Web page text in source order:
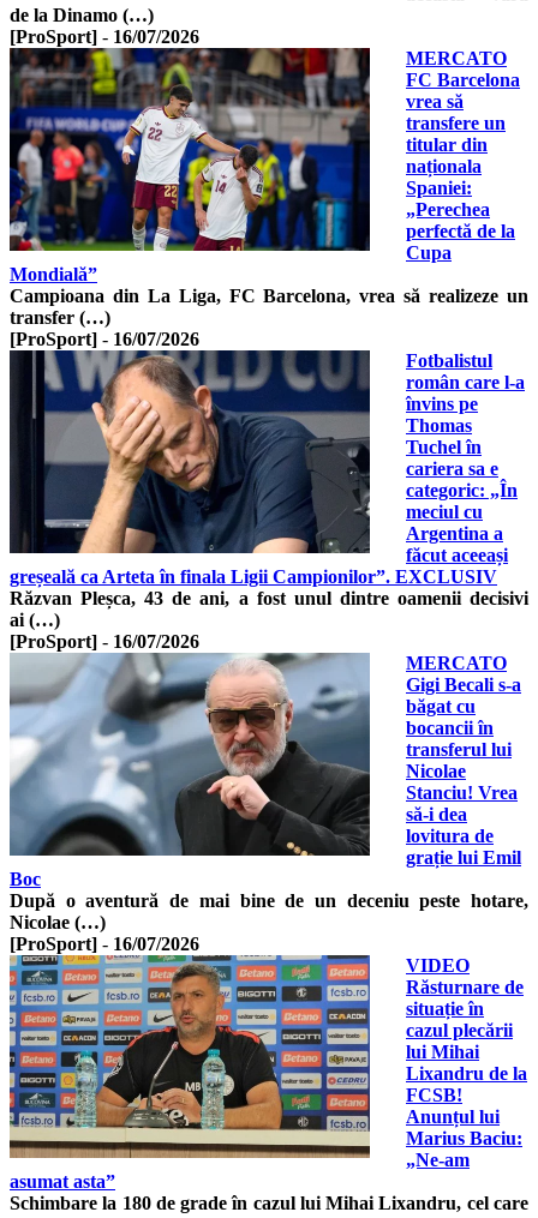
de la Dinamo (…)
[ProSport] - 16/07/2026
MERCATO
FC Barcelona
vrea să
transfere un
titular din
naționala
Spaniei:
„Perechea
perfectă de la
Cupa
Mondială”
Campioana din La Liga, FC Barcelona, vrea să realizeze un
transfer (…)
[ProSport] - 16/07/2026
Fotbalistul
român care l-a
învins pe
Thomas
Tuchel în
cariera sa e
categoric: „În
meciul cu
Argentina a
făcut aceeași
greșeală ca Arteta în finala Ligii Campionilor”. EXCLUSIV
Răzvan Pleșca, 43 de ani, a fost unul dintre oamenii decisivi
ai (…)
[ProSport] - 16/07/2026
MERCATO
Gigi Becali s-a
băgat cu
bocancii în
transferul lui
Nicolae
Stanciu! Vrea
să-i dea
lovitura de
grație lui Emil
Boc
După o aventură de mai bine de un deceniu peste hotare,
Nicolae (…)
[ProSport] - 16/07/2026
VIDEO
Răsturnare de
situație în
cazul plecării
lui Mihai
Lixandru de la
FCSB!
Anunțul lui
Marius Baciu:
„Ne-am
asumat asta”
Schimbare la 180 de grade în cazul lui Mihai Lixandru, cel care